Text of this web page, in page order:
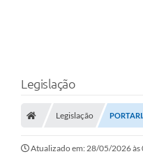
Legislação
Legislação
Atualizado em: 28/05/2026 às